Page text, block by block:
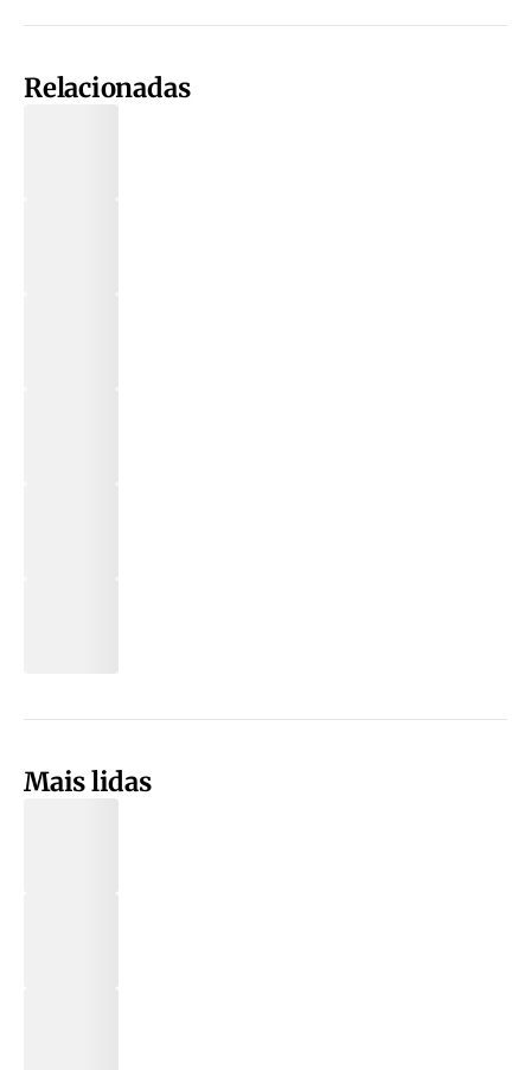
Relacionadas
Mais lidas